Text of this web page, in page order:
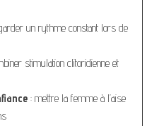
un rythme constant lors de
stimulation clitoridienne et
: mettre la femme à l’aise